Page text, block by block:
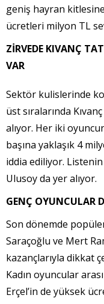
geniş hayran
ücretleri milyon TL
ZİRVEDE KIVANÇ
VAR
Sektör kulislerinde
üst sıralarında
alıyor. Her iki
başına yaklaşık 4
iddia ediliyor. Listenin
Ulusoy da yer alıyor.
GENÇ OYUNCULAR
Son dönemde
Saraçoğlu ve Mert
kazançlarıyla dikkat
Kadın oyuncular
Erçel’in de yüksek